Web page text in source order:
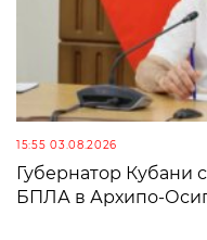
15:55 03.08.2026
Губернатор Кубани
БПЛА в Архипо-